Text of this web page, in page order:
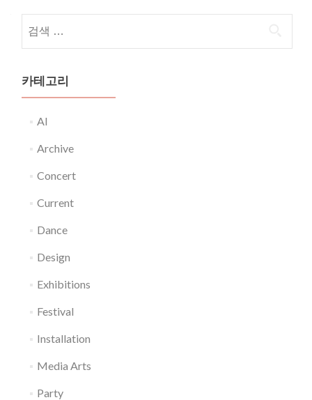
카테고리
AI
Archive
Concert
Current
Dance
Design
Exhibitions
Festival
Installation
Media Arts
Party